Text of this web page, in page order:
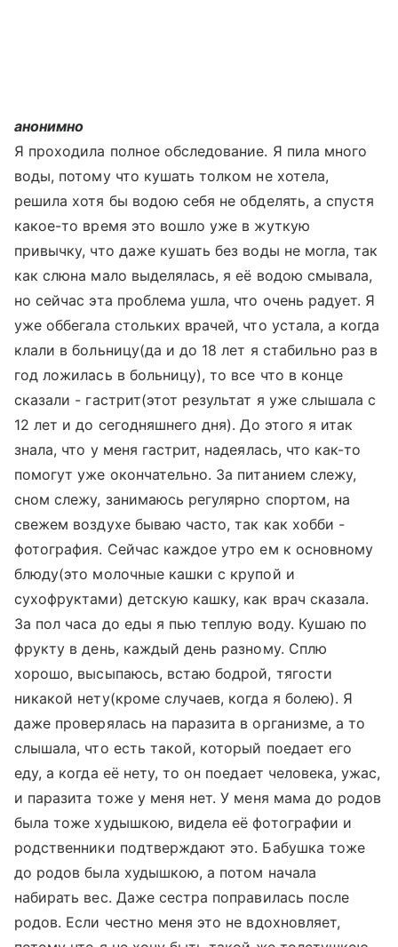
анонимно
Я проходила полное обследование. Я пила много
воды, потому что кушать толком не хотела,
решила хотя бы водою себя не обделять, а спустя
какое-то время это вошло уже в жуткую
привычку, что даже кушать без воды не могла, так
как слюна мало выделялась, я её водою смывала,
но сейчас эта проблема ушла, что очень радует. Я
уже оббегала стольких врачей, что устала, а когда
клали в больницу(да и до 18 лет я стабильно раз в
год ложилась в больницу), то все что в конце
сказали - гастрит(этот результат я уже слышала с
12 лет и до сегодняшнего дня). До этого я итак
знала, что у меня гастрит, надеялась, что как-то
помогут уже окончательно. За питанием слежу,
сном слежу, занимаюсь регулярно спортом, на
свежем воздухе бываю часто, так как хобби -
фотография. Сейчас каждое утро ем к основному
блюду(это молочные кашки с крупой и
сухофруктами) детскую кашку, как врач сказала.
За пол часа до еды я пью теплую воду. Кушаю по
фрукту в день, каждый день разному. Сплю
хорошо, высыпаюсь, встаю бодрой, тягости
никакой нету(кроме случаев, когда я болею). Я
даже проверялась на паразита в организме, а то
слышала, что есть такой, который поедает его
еду, а когда её нету, то он поедает человека, ужас,
и паразита тоже у меня нет. У меня мама до родов
была тоже худышкою, видела её фотографии и
родственники подтверждают это. Бабушка тоже
до родов была худышкою, а потом начала
набирать вес. Даже сестра поправилась после
родов. Если честно меня это не вдохновляет,